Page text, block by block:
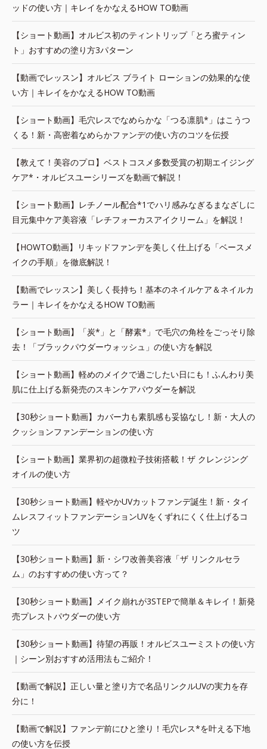
ッドの使い方｜キレイをかなえるHOW TO動画
【ショート動画】オルビス初のティントリップ「とろ蜜ティン
ト」おすすめの塗り方3パターン
【動画でレッスン】オルビス ブライト ローションの効果的な使
い方｜キレイをかなえるHOW TO動画
【ショート動画】毛穴レスでなめらかな「つる凛肌*」はこうつ
くる！新・高密着なめらかファンデの使い方のコツを伝授
【教えて！美容のプロ】ベストコスメ多数受賞の初期エイジング
ケア*・オルビスユーシリーズを動画で解説！
【ショート動画】レチノール配合*1でハリ感みなぎるまなざしに
目元集中ケア美容液「レチフォーカスアイクリーム」を解説！
【HOWTO動画】リキッドファンデを美しく仕上げる「ベースメ
イクの手順」を徹底解説！
【動画でレッスン】美しく長持ち！基本のネイルケア＆ネイルカ
ラー｜キレイをかなえるHOW TO動画
【ショート動画】「炭*」と「酵素*」で毛穴の角栓をごっそり除
去！「ブラックパウダーウォッシュ」の使い方を解説
【ショート動画】軽めのメイクで過ごしたい日にも！ふんわり美
肌に仕上げる新発売のスキンケアパウダーを解説
【30秒ショート動画】カバー力も素肌感も妥協なし！新・大人の
クッションファンデーションの使い方
【ショート動画】業界初の超微粒子技術搭載！ザ クレンジング
オイルの使い方
【30秒ショート動画】軽やかUVカットファンデ誕生！新・タイ
ムレスフィットファンデーションUVをくずれにくく仕上げるコ
ツ
【30秒ショート動画】新・シワ改善美容液「ザ リンクルセラ
ム」のおすすめの使い方って？
【30秒ショート動画】メイク崩れが3STEPで簡単＆キレイ！新発
売プレストパウダーの使い方
【30秒ショート動画】待望の再販！オルビスユーミストの使い方
｜シーン別おすすめ活用法もご紹介！
【動画で解説】正しい量と塗り方で名品リンクルUVの実力を存
分に！
【動画で解説】ファンデ前にひと塗り！毛穴レス*を叶える下地
の使い方を伝授